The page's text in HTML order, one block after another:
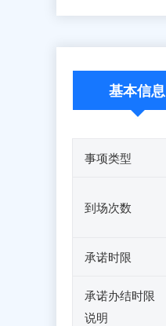
基本信息
事项类型
到场次数
承诺时限
承诺办结时限
说明